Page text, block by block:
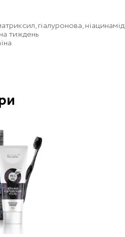
гіалуронова, ніацинамід
тиждень